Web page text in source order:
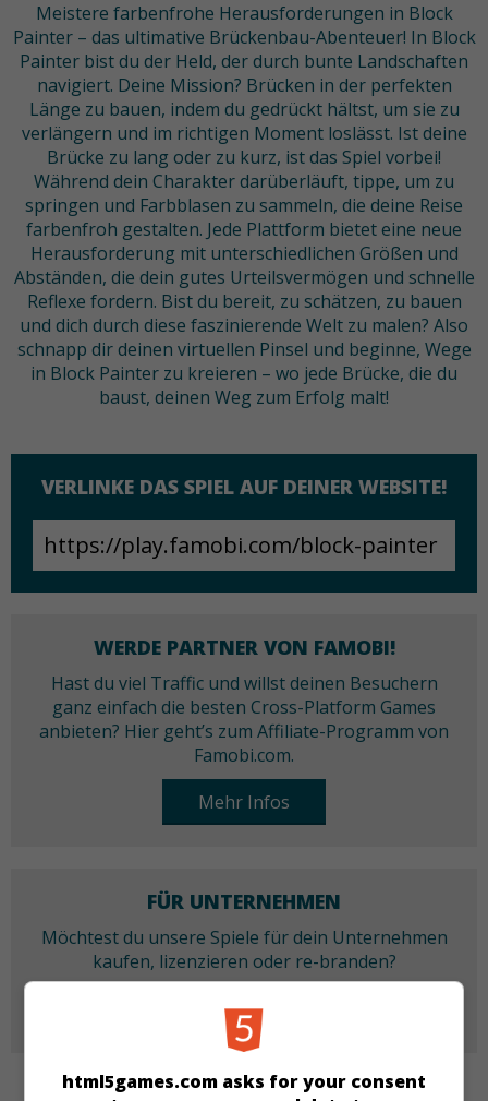
Meistere farbenfrohe Herausforderungen in Block
Painter – das ultimative Brückenbau-Abenteuer! In Block
Painter bist du der Held, der durch bunte Landschaften
navigiert. Deine Mission? Brücken in der perfekten
Länge zu bauen, indem du gedrückt hältst, um sie zu
verlängern und im richtigen Moment loslässt. Ist deine
Brücke zu lang oder zu kurz, ist das Spiel vorbei!
Während dein Charakter darüberläuft, tippe, um zu
springen und Farbblasen zu sammeln, die deine Reise
farbenfroh gestalten. Jede Plattform bietet eine neue
Herausforderung mit unterschiedlichen Größen und
Abständen, die dein gutes Urteilsvermögen und schnelle
Reflexe fordern. Bist du bereit, zu schätzen, zu bauen
und dich durch diese faszinierende Welt zu malen? Also
schnapp dir deinen virtuellen Pinsel und beginne, Wege
in Block Painter zu kreieren – wo jede Brücke, die du
baust, deinen Weg zum Erfolg malt!
VERLINKE DAS SPIEL AUF DEINER WEBSITE!
WERDE PARTNER VON FAMOBI!
Hast du viel Traffic und willst deinen Besuchern
ganz einfach die besten Cross-Platform Games
anbieten? Hier geht’s zum Affiliate-Programm von
Famobi.com.
Mehr Infos
FÜR UNTERNEHMEN
Möchtest du unsere Spiele für dein Unternehmen
kaufen, lizenzieren oder re-branden?
Mehr Infos
html5games.com asks for your consent